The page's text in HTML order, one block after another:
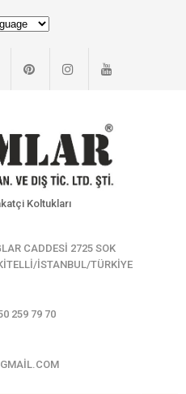
Koltukları
CADDESİ 2725 SOK
İSTANBUL/TÜRKİYE
259 79 70